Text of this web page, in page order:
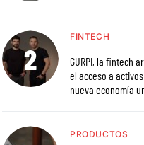
FINTECH
GURPI, la fintech
el acceso a
nueva economía
PRODUCTOS